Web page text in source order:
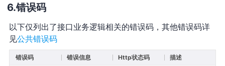
错误码
以下仅列出了接口业务逻辑相关的错误码，其他错误码详
见公共错误码
错误码 错误信息 Http状态码 描述